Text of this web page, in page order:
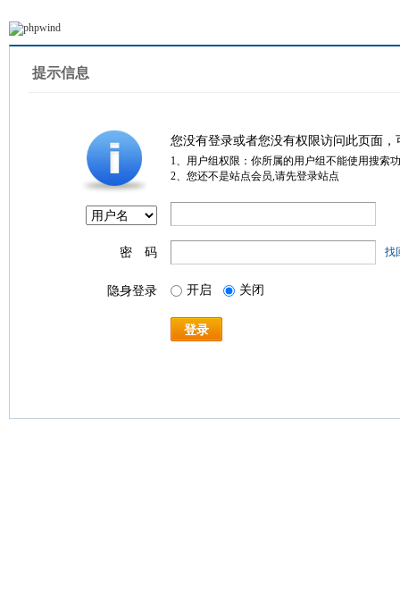
提示信息
您没有登录或者您没有权限访问此页面
1、用户组权限：你所属的用户组不能使用搜索
2、您还不是站点会员,请先登录站点
密 码 找
隐身登录 开启 关闭
登录